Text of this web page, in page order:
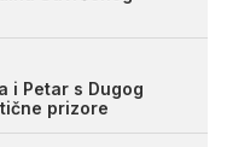
i Petar s Dugog
prizore